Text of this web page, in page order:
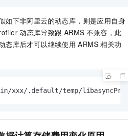
如下非阿里云的动态库，则是应用自身
动态库导致跟 ARMS 不兼容，此
态库后才可以继续使用 ARMS 相关功
xxx/.default/temp/